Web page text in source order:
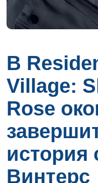
В
Village:
Rose
история
Винтерс